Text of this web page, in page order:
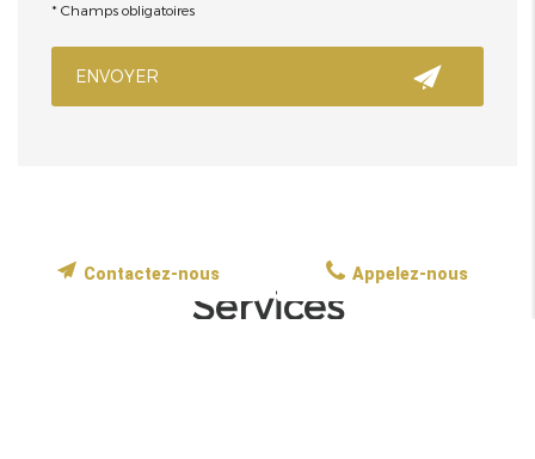
* Champs obligatoires
Services
Appelez-nous
Contactez-nous